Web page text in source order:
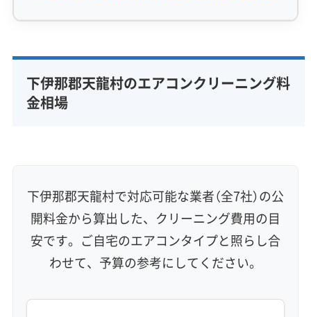
完全分解洗浄 部分クリーニング
実績10年以上
資格保有スタッフ
エコ洗剤使用
アレルギー対策
ハウスダスト除去
地域密着型
フランチャイズ
利便性・サービス (12)
定額料金 複数台割引 初回割引
定期メンテナンス
下伊那郡天龍村のエアコンクリーニング料
金相場
下伊那郡天龍村で対応可能な業者（全7社）の公
開料金から算出した、クリーニング費用の目
安です。ご自宅のエアコンタイプと照らし合
わせて、予算の参考にしてください。